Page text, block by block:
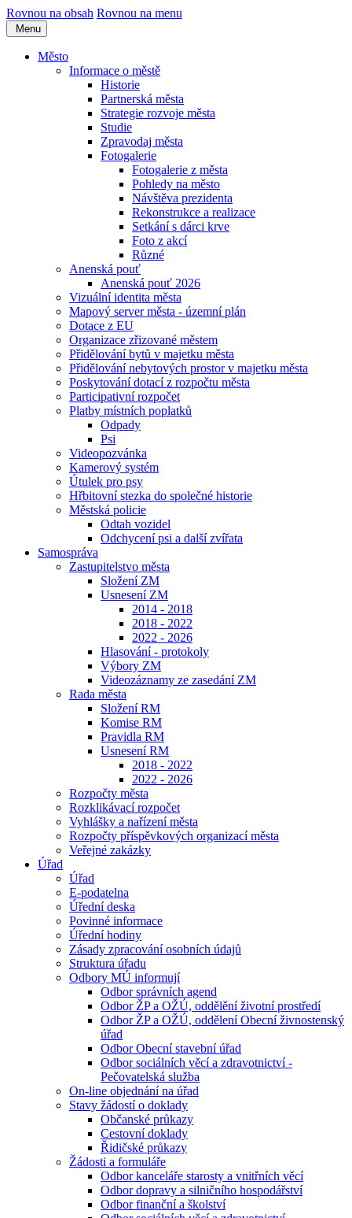
Rovnou na obsah Rovnou na menu
Menu
Město
Informace o městě
Historie
Partnerská města
Strategie rozvoje města
Studie
Zpravodaj města
Fotogalerie
Fotogalerie z města
Pohledy na město
Návštěva prezidenta
Rekonstrukce a realizace
Setkání s dárci krve
Foto z akcí
Různé
Anenská pouť
Anenská pouť 2026
Vizuální identita města
Mapový server města - územní plán
Dotace z EU
Organizace zřizované městem
Přidělování bytů v majetku města
Přidělování nebytových prostor v majetku města
Poskytování dotací z rozpočtu města
Participativní rozpočet
Platby místních poplatků
Odpady
Psi
Videopozvánka
Kamerový systém
Útulek pro psy
Hřbitovní stezka do společné historie
Městská policie
Odtah vozidel
Odchycení psi a další zvířata
Samospráva
Zastupitelstvo města
Složení ZM
Usnesení ZM
2014 - 2018
2018 - 2022
2022 - 2026
Hlasování - protokoly
Výbory ZM
Videozáznamy ze zasedání ZM
Rada města
Složení RM
Komise RM
Pravidla RM
Usnesení RM
2018 - 2022
2022 - 2026
Rozpočty města
Rozklikávací rozpočet
Vyhlášky a nařízení města
Rozpočty příspěvkových organizací města
Veřejné zakázky
Úřad
Úřad
E-podatelna
Úřední deska
Povinné informace
Úřední hodiny
Zásady zpracování osobních údajů
Struktura úřadu
Odbory MÚ informují
Odbor správních agend
Odbor ŽP a OŽÚ, oddělění životní prostředí
Odbor ŽP a OŽÚ, oddělení Obecní živnostenský
úřad
Odbor Obecní stavební úřad
Odbor sociálních věcí a zdravotnictví -
Pečovatelská služba
On-line objednání na úřad
Stavy žádostí o doklady
Občanské průkazy
Cestovní doklady
Řidičské průkazy
Žádosti a formuláře
Odbor kanceláře starosty a vnitřních věcí
Odbor dopravy a silničního hospodářství
Odbor finanční a školství